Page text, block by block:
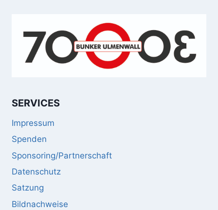
SERVICES
Impressum
Spenden
Sponsoring/Partnerschaft
Datenschutz
Satzung
Bildnachweise